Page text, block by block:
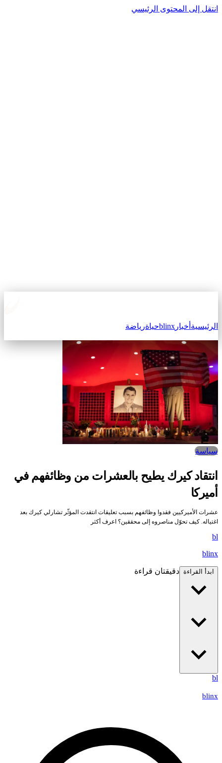
انتقل إلى المحتوى الرئيسي
الرئيسية أخبار blinxحياةرياضة
سياسة
انتقاد كيرك يطيح بالعشرات من وظائفهم في
أميركا
عشرات الأميركيين فقدوا وظائفهم بسبب تعليقات انتقدت المؤثّر تشارلي كيرك بعد
اغتياله. كيف تحوّل مناصروه إلى محققين؟ اعرف أكثر
bl
blinx
ابدأ القراءة دقيقتان قراءة
bl
blinx